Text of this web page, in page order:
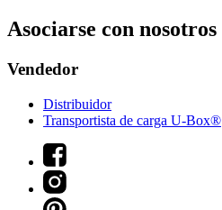
Asociarse con nosotros
Vendedor
Distribuidor
Transportista de carga U-Box®